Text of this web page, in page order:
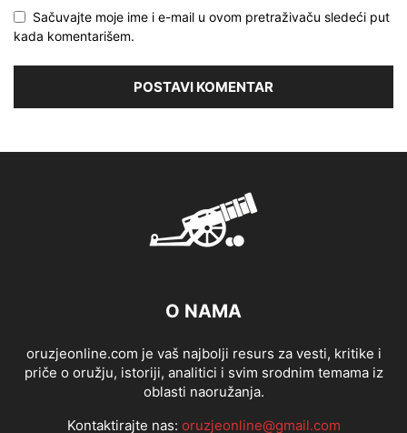
Sačuvajte moje ime i e-mail u ovom pretraživaču sledeći put
kada komentarišem.
O NAMA
oruzjeonline.com je vaš najbolji resurs za vesti, kritike i
priče o oružju, istoriji, analitici i svim srodnim temama iz
oblasti naoružanja.
Kontaktirajte nas: oruzjeonline@gmail.com